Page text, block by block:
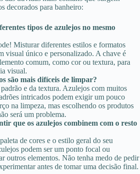
decorados para banheiro:
tipos de azulejos no mesmo
Misturar diferentes estilos e formatos
visual único e personalizado. A chave é
comum, como cor ou textura, para
visual.
são mais difíceis de limpar?
e da textura. Azulejos com muitos
intricados podem exigir um pouco
na limpeza, mas escolhendo os produtos
será um problema.
que os azulejos combinem com o resto
de cores e o estilo geral do seu
podem ser um ponto focal ou
outros elementos. Não tenha medo de pedir
antes de tomar uma decisão final.